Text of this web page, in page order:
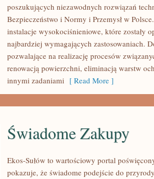
poszukujących niezawodnych rozwiązań
Bezpieczeństwo i Normy i Przemysł w
instalacje wysokociśnieniowe, które zostały
najbardziej wymagających zastosowaniach.
pozwalające na realizację procesów
renowacją powierzchni, eliminacją warstw
innymi zadaniami [ Read More ]
Świadome Zakupy
Ekos-Sułów to wartościowy portal
pokazuje, że świadome podejście do